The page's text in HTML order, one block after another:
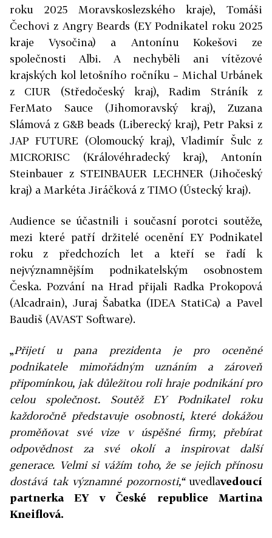
roku 2025 Moravskoslezského kraje), Tomáši
Čechovi z Angry Beards (EY Podnikatel roku 2025
kraje Vysočina) a Antonínu Kokešovi ze
společnosti Albi. A nechyběli ani vítězové
krajských kol letošního ročníku – Michal Urbánek
z CIUR (Středočeský kraj), Radim Stráník z
FerMato Sauce (Jihomoravský kraj), Zuzana
Slámová z G&B beads (Liberecký kraj), Petr Paksi z
JAP FUTURE (Olomoucký kraj), Vladimír Šulc z
MICRORISC (Královéhradecký kraj), Antonín
Steinbauer z STEINBAUER LECHNER (Jihočeský
kraj) a Markéta Jiráčková z TIMO (Ústecký kraj).
Audience se účastnili i současní porotci soutěže,
mezi které patří držitelé ocenění EY Podnikatel
roku z předchozích let a kteří se řadí k
nejvýznamnějším podnikatelským osobnostem
Česka. Pozvání na Hrad přijali Radka Prokopová
(Alcadrain), Juraj Šabatka (IDEA StatiCa) a Pavel
Baudiš (AVAST Software).
„Přijetí u pana prezidenta je pro oceněné
podnikatele mimořádným uznáním a zároveň
připomínkou, jak důležitou roli hraje podnikání pro
celou společnost. Soutěž EY Podnikatel roku
každoročně představuje osobnosti, které dokážou
proměňovat své vize v úspěšné firmy, přebírat
odpovědnost za své okolí a inspirovat další
generace. Velmi si vážím toho, že se jejich přínosu
dostává tak významné pozornosti,“ uvedlavedoucí
partnerka EY v České republice Martina
Kneiflová.